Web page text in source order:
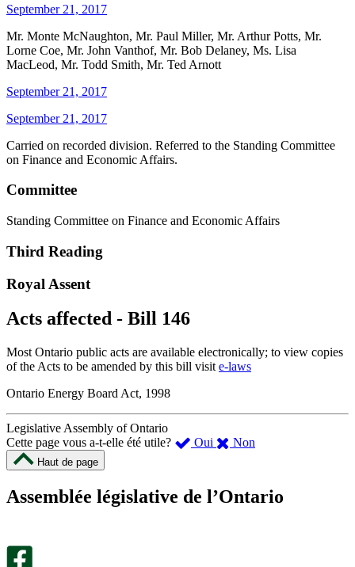
September 21, 2017
Mr. Monte McNaughton, Mr. Paul Miller, Mr. Arthur Potts, Mr.
Lorne Coe, Mr. John Vanthof, Mr. Bob Delaney, Ms. Lisa
MacLeod, Mr. Todd Smith, Mr. Ted Arnott
September 21, 2017
September 21, 2017
Carried on recorded division. Referred to the Standing Committee
on Finance and Economic Affairs.
Committee
Standing Committee on Finance and Economic Affairs
Third Reading
Royal Assent
Acts affected - Bill 146
Most Ontario public acts are available electronically; to view copies
of the Acts to be amended by this bill visit e-laws
Ontario Energy Board Act, 1998
Legislative Assembly of Ontario
Cette page vous a-t-elle été utile?
Oui ,
été
Non
m’a
Haut de page
Assemblée législative de l’Ontario